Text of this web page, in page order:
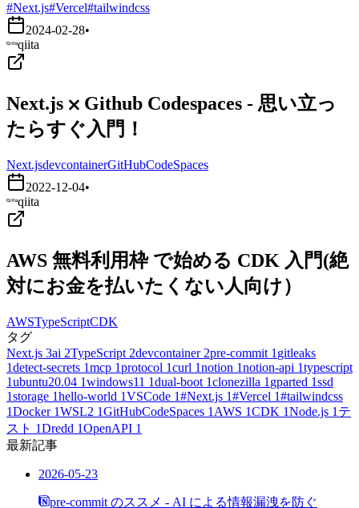
#Next.js#Vercel#tailwindcss
2024-02-28•
qiita
Next.js ⨉ Github Codespaces - 思い立っ
たらすぐ入門！
Next.jsdevcontainerGitHubCodeSpaces
2022-12-04•
qiita
AWS 無料利用枠 で始める CDK 入門(絶
対にお金を払いたくない人向け）
AWSTypeScriptCDK
タグ
Next.js 3ai 2TypeScript 2devcontainer 2pre-commit 1 gitleaks
1detect-secrets 1mcp 1protocol 1curl 1notion 1notion-api 1typescript
1ubuntu20.04 1windows11 1dual-boot 1clonezilla 1 gparted 1ssd
1storage 1hello-world 1VSCode 1#Next.js 1#Vercel 1#tailwindcss
1Docker 1WSL2 1GitHubCodeSpaces 1 AWS 1CDK 1Node.js 1 テ
スト 1Dredd 1OpenAPI 1
最新記事
2026-05-23
pre-commit のススメ - AI による情報漏洩を防ぐ